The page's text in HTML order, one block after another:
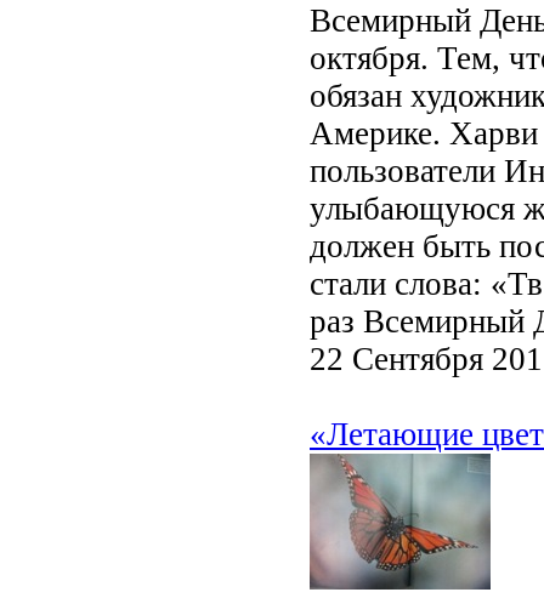
Всемирный
октября. Тем,
обязан
Америке. Харви
пользователи
улыбающуюся
должен быть
стали слова:
раз Всемирный
22 Сентября
«Летающие